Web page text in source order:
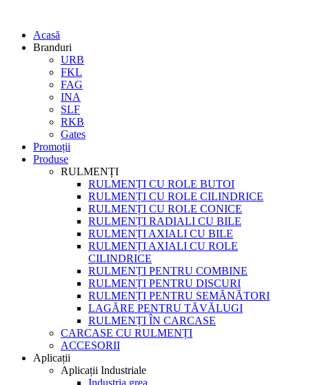
Acasă
Branduri
URB
FKL
FAG
INA
SLF
RKB
Gates
Promoții
Produse
RULMENȚI
RULMENȚI CU ROLE BUTOI
RULMENȚI CU ROLE CILINDRICE
RULMENȚI CU ROLE CONICE
RULMENȚI RADIALI CU BILE
RULMENȚI AXIALI CU BILE
RULMENȚI AXIALI CU ROLE
CILINDRICE
RULMENȚI PENTRU COMBINE
RULMENȚI PENTRU DISCURI
RULMENȚI PENTRU SEMĂNĂTORI
LAGĂRE PENTRU TĂVĂLUGI
RULMENȚI ÎN CARCASE
CARCASE CU RULMENȚI
ACCESORII
Aplicații
Aplicații Industriale
Industria grea